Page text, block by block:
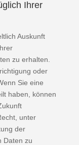
Ihrer
Auskunft
zu erhalten.
oder
Sie eine
haben, können
unter
der
Daten zu